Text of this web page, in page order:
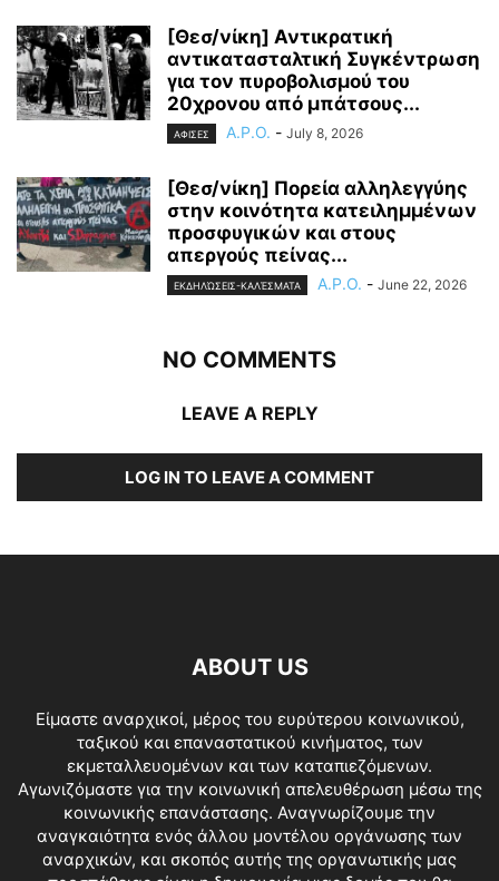
[Θεσ/νίκη] Αντικρατική
αντικατασταλτική Συγκέντρωση
για τον πυροβολισμού του
20χρονου από μπάτσους...
ΑΦΙΣΕΣ A.P.O. - July 8, 2026
[Θεσ/νίκη] Πορεία αλληλεγγύης
στην κοινότητα κατειλημμένων
προσφυγικών και στους
απεργούς πείνας...
ΕΚΔΗΛΏΣΕΙΣ-ΚΑΛΈΣΜΑΤΑ A.P.O. - June 22, 2026
NO COMMENTS
LEAVE A REPLY
LOG IN TO LEAVE A COMMENT
ABOUT US
Είμαστε αναρχικοί, μέρος του ευρύτερου κοινωνικού,
ταξικού και επαναστατικού κινήματος, των
εκμεταλλευομένων και των καταπιεζόμενων.
Αγωνιζόμαστε για την κοινωνική απελευθέρωση μέσω της
κοινωνικής επανάστασης. Αναγνωρίζουμε την
αναγκαιότητα ενός άλλου μοντέλου οργάνωσης των
αναρχικών, και σκοπός αυτής της οργανωτικής μας